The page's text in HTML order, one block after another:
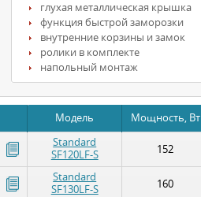
глухая металлическая крышка
функция быстрой заморозки
внутренние корзины и замок
ролики в комплекте
напольный монтаж
Модель Мощность, Вт
Standard
SF120LF-S
152
Standard
SF130LF-S
160